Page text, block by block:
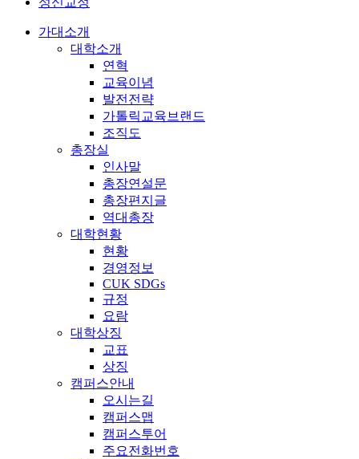
가대소개
대학소개
연혁
교육이념
발전전략
가톨릭교육브랜드
조직도
총장실
인사말
총장연설문
총장편지글
역대총장
대학현황
현황
경영정보
CUK SDGs
규정
요람
대학상징
교표
상징
캠퍼스안내
오시는길
캠퍼스맵
캠퍼스투어
주요전화번호